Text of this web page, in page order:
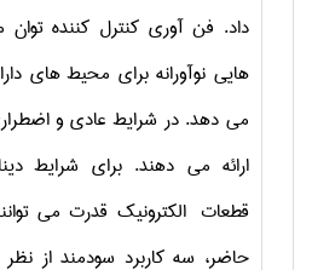
داد. فن آوری کنترل کننده توان
هایی نوآورانه برای محیط های
می دهد. در شرایط عادی و
ارائه می دهند. برای شرایط
قطعات الکترونیک قدرت می
حاضر، سه کاربرد سودمند از